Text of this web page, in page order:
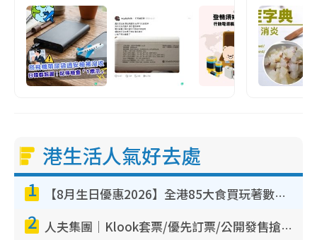
港生活人氣好去處
1 【8月生日優惠2026】全港85大食買玩著數攻略 自助餐/火鍋放題同行免費＋誠品/DONKI送現金券
2 人夫集團｜Klook套票/優先訂票/公開發售搶飛攻略！附票價.購票連結.場地座位表